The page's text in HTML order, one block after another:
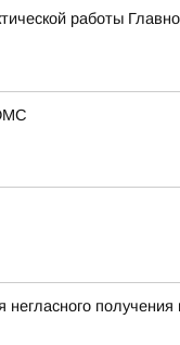
работы
негласного